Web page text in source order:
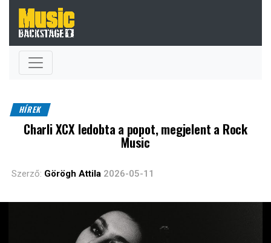
HÍREK
Charli XCX ledobta a popot, megjelent a Rock
Music
Szerző: Görögh Attila 2026-05-11